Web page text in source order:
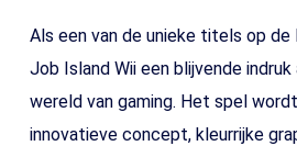
Als een van de unieke titels op
Job Island Wii een blijvende
wereld van gaming. Het spel
innovatieve concept, kleurrijke